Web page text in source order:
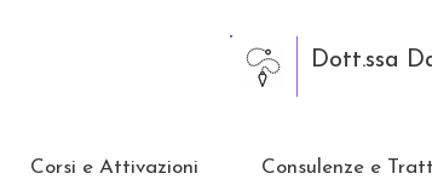
Dott.ssa
Corsi e Attivazioni Consulenze e